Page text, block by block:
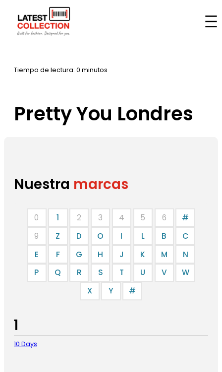
contenido
Inicio– Marcas–
Tiempo de lectura: 0 minutos
Pretty You Londres
Nuestra marcas
0 1 2 3 4 5 6
#
9
Z D O I L B
C
E
F G H J K M
N
P
Q R S T U V
W
X
Y #
1
10 Days